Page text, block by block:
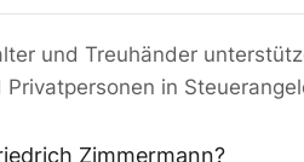
und Treuhänder
in
Zimmermann?